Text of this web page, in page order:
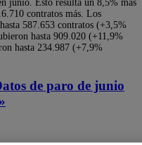
junio. Esto resulta un 8,5% más
contratos más. Los
587.653 contratos (+3,5%
hasta 909.020 (+11,9%
hasta 234.987 (+7,9%
de paro de junio